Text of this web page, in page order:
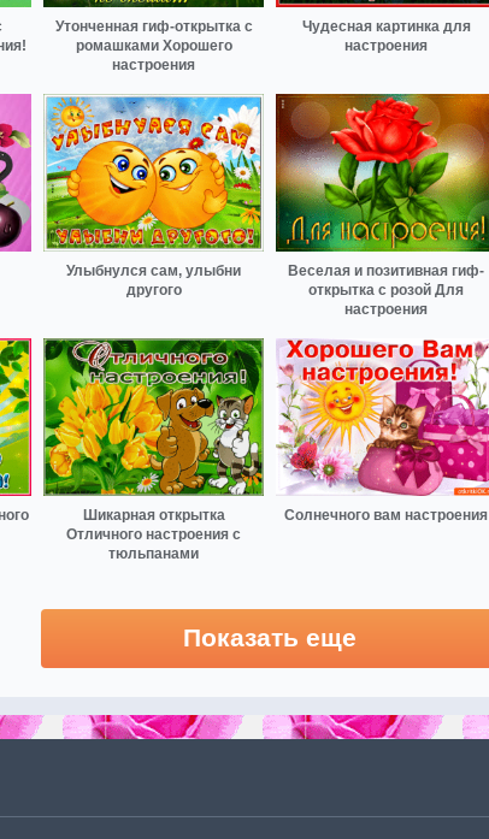
Утонченная гиф-открытка с
ромашками Хорошего
настроения
Чудесная картинка для
настроения
Улыбнулся сам, улыбни
другого
Веселая и позитивная гиф-
открытка с розой Для
настроения
Шикарная открытка
Отличного настроения с
тюльпанами
Солнечного вам настроения
Показать еще